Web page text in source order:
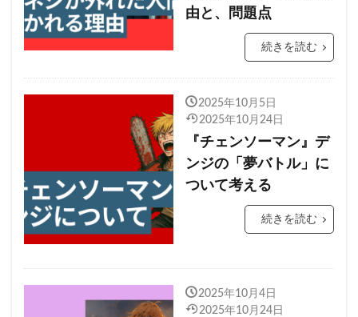
由と、問題点
続きを読む
2025年10月5日
2025年10月24日
『チェンソーマン』デ
ンジの「夢バトル」に
ついて考える
続きを読む
2025年10月4日
2025年10月24日